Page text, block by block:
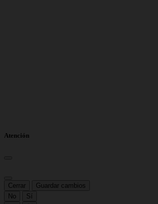
Atención
Cerrar
Guardar cambios
No
Sí